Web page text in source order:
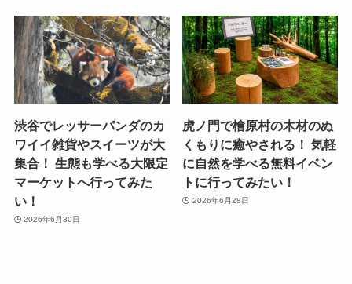
渋谷でレッサーパンダのカ
ワイイ雑貨やスイーツが大
集合！ 生態も学べる大限定
マーケットへ行ってみた
い！
2026年6月30日
虎ノ門で檜原村の木材のぬ
くもりに癒やされる！ 気軽
に自然を学べる無料イベン
トに行ってみたい！
2026年6月28日